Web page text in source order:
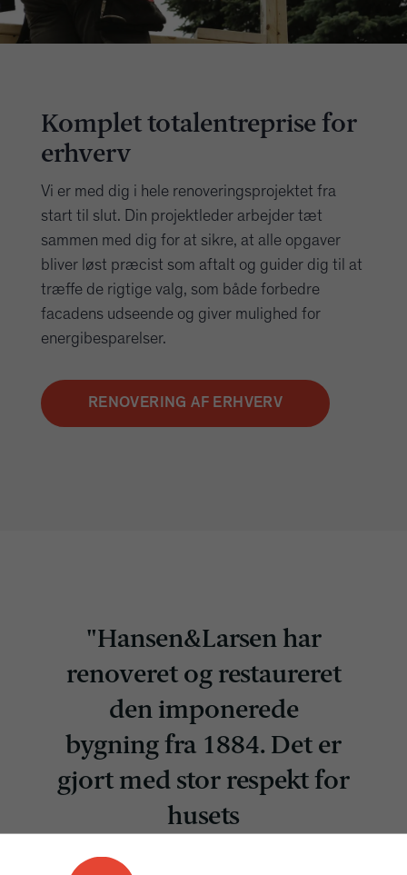
Komplet totalentreprise for
erhverv
Vi er med dig i hele renoveringsprojektet fra
start til slut. Din projektleder arbejder tæt
sammen med dig for at sikre, at alle opgaver
bliver løst præcist som aftalt og guider dig til at
træffe de rigtige valg, som både forbedre
facadens udseende og giver mulighed for
energibesparelser.
RENOVERING AF ERHVERV
"Hansen&Larsen har
renoveret og restaureret
den imponerede
bygning fra 1884. Det er
gjort med stor respekt for
husets
historie. De har ageret